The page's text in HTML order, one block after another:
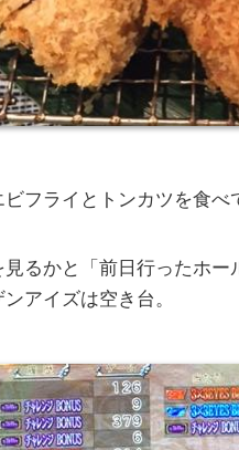
フライとトンカツを食べ
見るかと「前日行ったホー
アイズは空き台。